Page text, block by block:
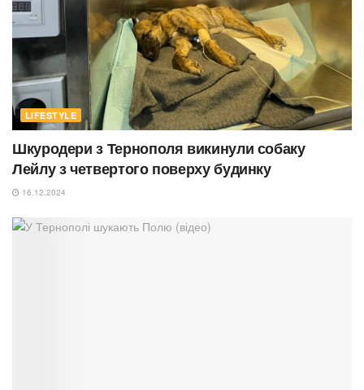
LIFESTYLE
Шкуродери з Тернополя викинули собаку
Лейлу з четвертого поверху будинку
16.12.2024